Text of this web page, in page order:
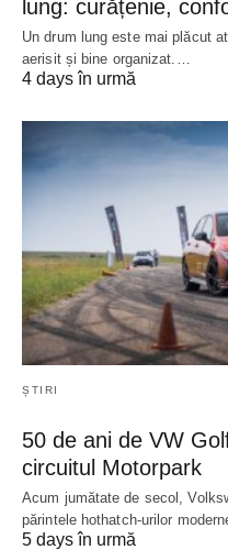
lung: curățenie,
Un drum lung este mai plăcut
aerisit și bine organizat.…
4 days în urmă
ȘTIRI
50 de ani de VW
circuitul Motorpark
Acum jumătate de secol,
părintele hothatch-urilor
5 days în urmă